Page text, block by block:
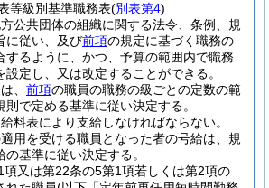
等級別基準職務表(別表第4)
公共団体の組織に関する法令、条例、規
に従い、及び前項の規定に基づく職務の
するように、かつ、予算の範囲内で職務
定し、又は改定することができる。
、 前項の職員の職務の級ごとの定数の範
で定める基準に従い決定する。
料表により支給しなければならない。
用を受ける職員となった者の号給は、規
基準に従い決定する。
又は第22条の5第1項若しくは第2項の